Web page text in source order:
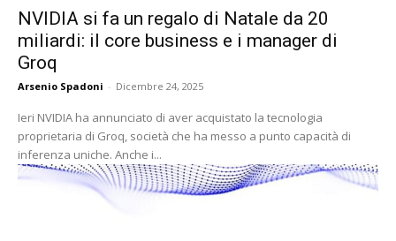
NVIDIA si fa un regalo di Natale da 20
miliardi: il core business e i manager di
Groq
Arsenio Spadoni - Dicembre 24, 2025
Ieri NVIDIA ha annunciato di aver acquistato la tecnologia
proprietaria di Groq, società che ha messo a punto capacità di
inferenza uniche. Anche i...